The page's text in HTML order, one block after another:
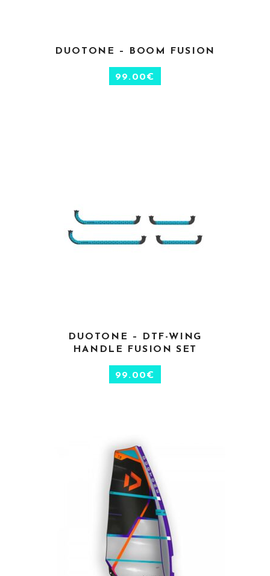
CHOIX DES OPTIONS
DUOTONE – BOOM FUSION
99.00€
CHOIX DES OPTIONS
DUOTONE – DTF-WING
HANDLE FUSION SET
99.00€